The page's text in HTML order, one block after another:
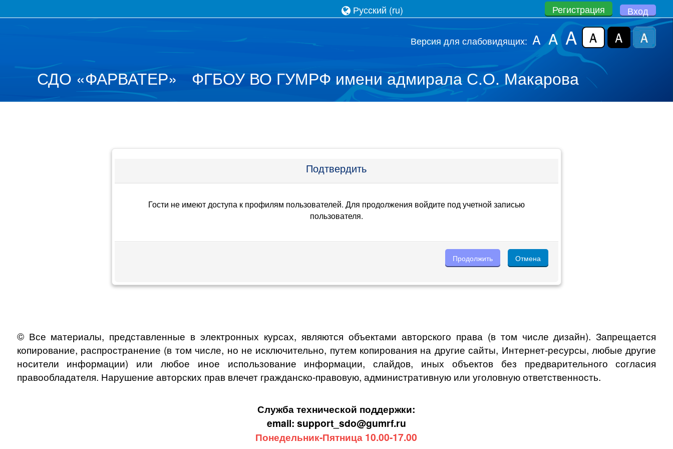
Регистрация Вход
Версия для слабовидящих: A A A
Русский ‎(ru)‎
СДО «ФАРВАТЕР» ФГБОУ ВО ГУМРФ имени адмирала С.О. Макарова
Подтвердить
Гости не имеют доступа к профилям пользователей. Для продолжения войдите под учетной записью
пользователя.
© Все материалы, представленные в электронных курсах, являются объектами авторского права (в том числе дизайн). Запрещается
копирование, распространение (в том числе, но не исключительно, путем копирования на другие сайты, Интернет-ресурсы, любые другие
носители информации) или любое иное использование информации, слайдов, иных объектов без предварительного согласия
правообладателя. Нарушение авторских прав влечет гражданско-правовую, административную или уголовную ответственность.
Служба технической поддержки:
email: support_sdo@gumrf.ru
Понедельник-Пятница 10.00-17.00